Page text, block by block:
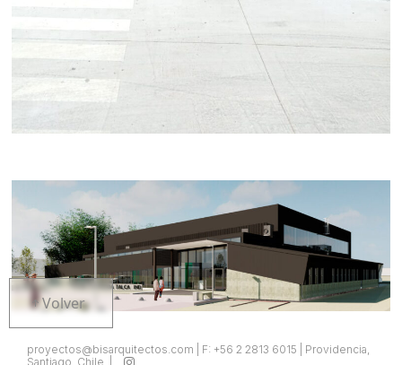
Volver
proyectos@bisarquitectos.com | F: +56 2 2813 6015 | Providencia,
Santiago. Chile. |